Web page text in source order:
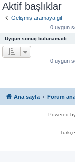
Aktif başlıklar
Gelişmiş aramaya git
0 uygun
Uygun sonuç bulunamadı.
0 uygun
Ana sayfa Forum
Powered